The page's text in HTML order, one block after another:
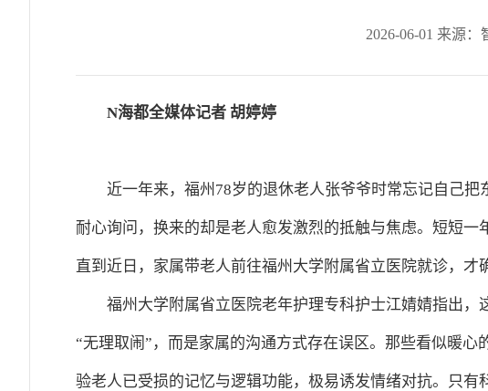
2026-06-01 来源：
N海都全媒体记者 胡婷婷
近一年来，福州78岁的退休老人张爷爷时常忘记自己把
耐心询问，换来的却是老人愈发激烈的抵触与焦虑。短短一
直到近日，家属带老人前往福州大学附属省立医院就诊，才
福州大学附属省立医院老年护理专科护士江婧婧指出
“无理取闹”，而是家属的沟通方式存在误区。那些看似暖心
验老人已受损的记忆与逻辑功能，极易诱发情绪对抗。只